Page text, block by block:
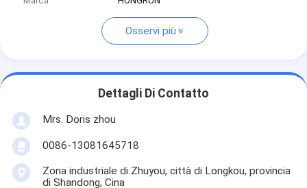
Osservi più
Dettagli Di Contatto
Mrs. Doris zhou
0086-13081645718
Zona industriale di Zhuyou, città di Longkou, provincia
di Shandong, Cina